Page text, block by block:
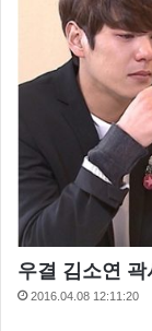
우결 김소연
2016.04.08 12:11:20